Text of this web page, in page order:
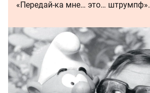
«Передай-ка мне… это… штрумпф».